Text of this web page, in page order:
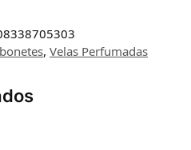
, Velas Perfumadas